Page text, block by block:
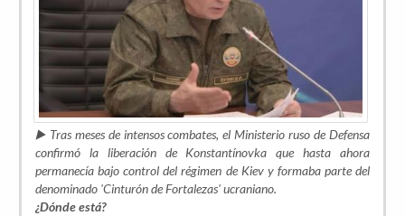
▶️ Tras meses de intensos combates, el Ministerio ruso de Defensa
confirmó la liberación de Konstantínovka que hasta ahora
permanecía bajo control del régimen de Kiev y formaba parte del
denominado 'Cinturón de Fortalezas' ucraniano.
¿Dónde está?